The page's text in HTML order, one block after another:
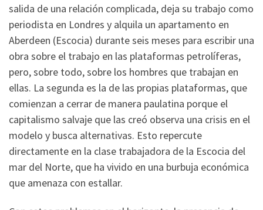
salida de una relación complicada, deja su trabajo como
periodista en Londres y alquila un apartamento en
Aberdeen (Escocia) durante seis meses para escribir una
obra sobre el trabajo en las plataformas petrolíferas,
pero, sobre todo, sobre los hombres que trabajan en
ellas. La segunda es la de las propias plataformas, que
comienzan a cerrar de manera paulatina porque el
capitalismo salvaje que las creó observa una crisis en el
modelo y busca alternativas. Esto repercute
directamente en la clase trabajadora de la Escocia del
mar del Norte, que ha vivido en una burbuja económica
que amenaza con estallar.